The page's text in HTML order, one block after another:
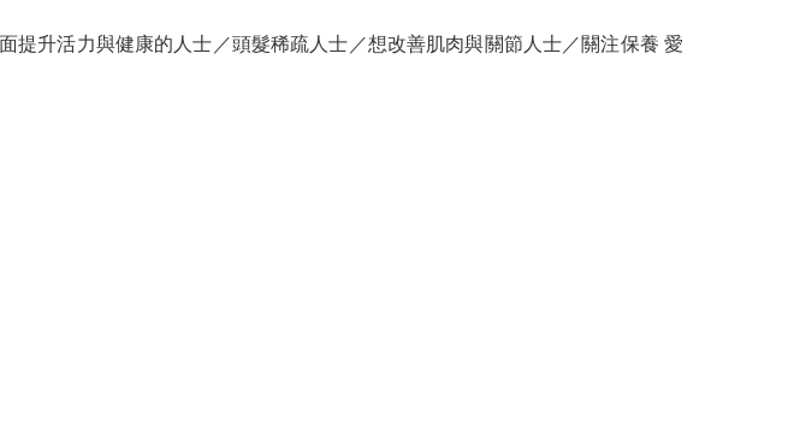
升活力與健康的人士／頭髮稀疏人士／想改善肌肉與關節人士／關注保養 愛